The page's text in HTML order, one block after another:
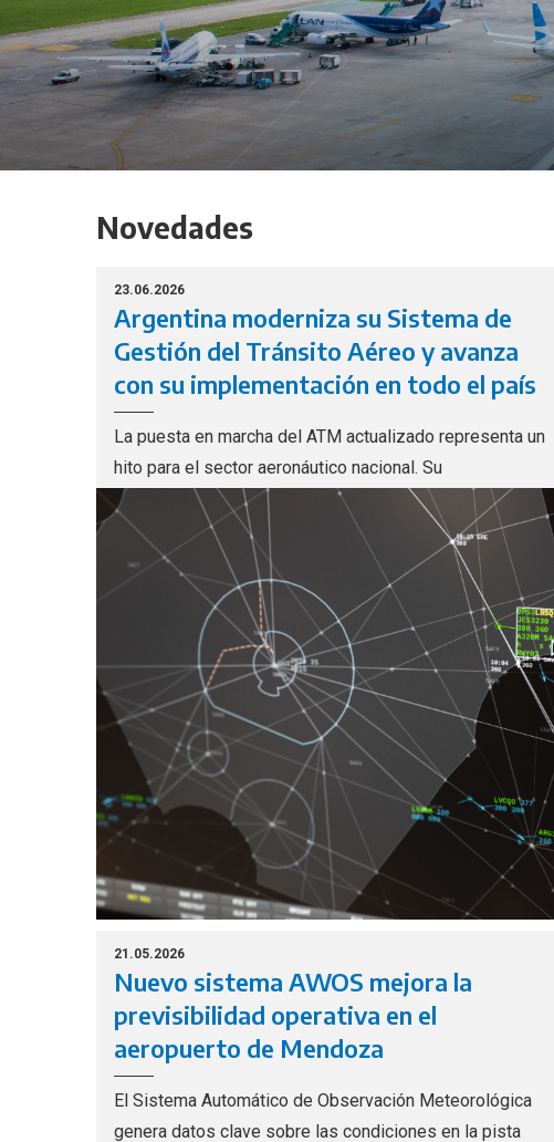
Novedades
23.06.2026
Argentina moderniza su Sistema de
Gestión del Tránsito Aéreo y avanza
con su implementación en todo el país
La puesta en marcha del ATM actualizado representa un
hito para el sector aeronáutico nacional. Su
implementación permite planificar, supervisar y controlar
el tránsito aéreo con mayores niveles de eficiencia,
previsibilidad y sostenibilidad.
21.05.2026
Nuevo sistema AWOS mejora la
previsibilidad operativa en el
aeropuerto de Mendoza
El Sistema Automático de Observación Meteorológica
genera datos clave sobre las condiciones en la pista